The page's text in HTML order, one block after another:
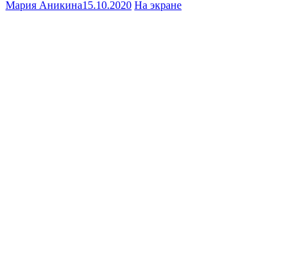
Мария Аникина15.10.2020 На экране